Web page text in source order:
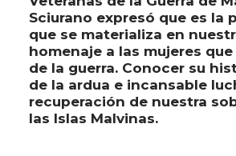
Sciurano expresó que es la
que se materializa en
homenaje a las mujeres
de la guerra. Conocer su
de la ardua e incansable
recuperación de nuestra
las Islas Malvinas.